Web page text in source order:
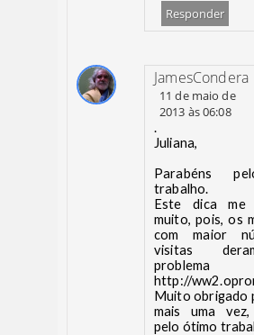
Responder
JamesCondera
11 de maio de
2013 às 06:08
.
Juliana,
Parabéns
trabalho.
Este dica me
muito, pois, os
com maior
visitas
problema
http://
Muito obrigado
mais uma vez,
pelo ótimo